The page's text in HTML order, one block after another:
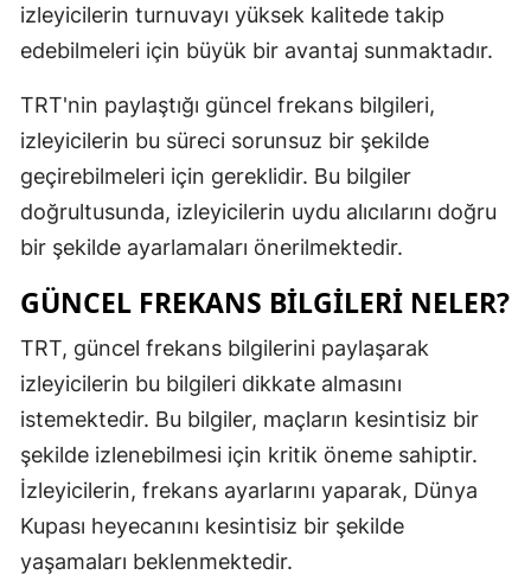
Kütahya
Mardin
Muş
Niğde
Ordu
Rize
izleyicilerin turnuvayı yüksek kalitede takip
edebilmeleri için büyük bir avantaj sunmaktadır.
TRT'nin paylaştığı güncel frekans bilgileri,
izleyicilerin bu süreci sorunsuz bir şekilde
geçirebilmeleri için gereklidir. Bu bilgiler
doğrultusunda, izleyicilerin uydu alıcılarını doğru
bir şekilde ayarlamaları önerilmektedir.
GÜNCEL FREKANS BILGILERI NELER?
TRT, güncel frekans bilgilerini paylaşarak
izleyicilerin bu bilgileri dikkate almasını
istemektedir. Bu bilgiler, maçların kesintisiz bir
şekilde izlenebilmesi için kritik öneme sahiptir.
İzleyicilerin, frekans ayarlarını yaparak, Dünya
Kupası heyecanını kesintisiz bir şekilde
yaşamaları beklenmektedir.